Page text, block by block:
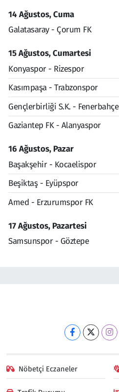
14 Ağustos, Cuma
Galatasaray - Çorum FK
15 Ağustos, Cumartesi
Konyaspor - Rizespor
Kasımpaşa - Trabzonspor
Gençlerbirliği S.K. - Fenerbahçe
Gaziantep FK - Alanyaspor
16 Ağustos, Pazar
Başakşehir - Kocaelispor
Beşiktaş - Eyüpspor
Amed - Erzurumspor FK
17 Ağustos, Pazartesi
Samsunspor - Göztepe
Nöbetçi Eczaneler